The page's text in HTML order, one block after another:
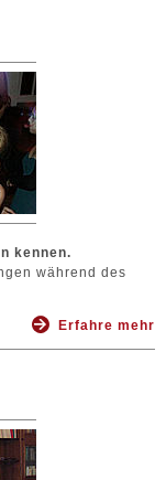
kennen.
während des
Erfahre mehr